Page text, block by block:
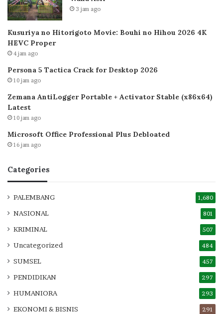
3 jam ago
Kusuriya no Hitorigoto Movie: Bouhi no Hihou 2026 4K
HEVC Proper
4 jam ago
Persona 5 Tactica Crack for Desktop 2026
10 jam ago
Zemana AntiLogger Portable + Activator Stable (x86x64)
Latest
10 jam ago
Microsoft Office Professional Plus Debloated
16 jam ago
Categories
PALEMBANG 1,680
NASIONAL 801
KRIMINAL 507
Uncategorized 484
SUMSEL 457
PENDIDIKAN 297
HUMANIORA 293
EKONOMI & BISNIS 291